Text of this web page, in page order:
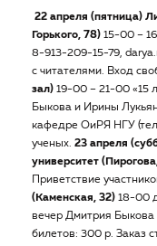
22 апреля (пятница)
Горького, 78) 15-00 –
8-913-209-15-79,
с читателями. Вход
зал) 19-00 – 21-00 «15
Быкова и Ирины
кафедре ОиРЯ НГУ
ученых. 23 апреля
университет
Приветствие
(Каменская, 32) 18-00
вечер Дмитрия Быкова
билетов: 300 р. Заказ